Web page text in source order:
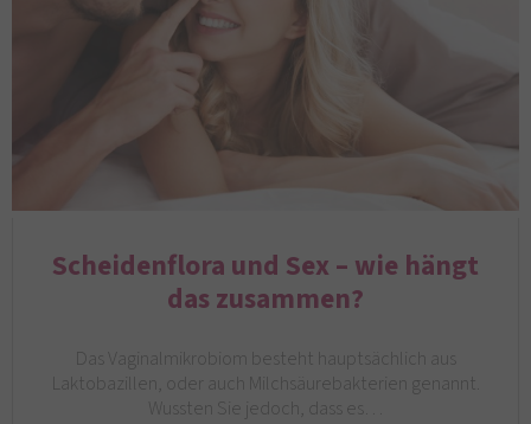
Scheidenflora und Sex – wie hängt
das zusammen?
Das Vaginalmikrobiom besteht hauptsächlich aus
Laktobazillen, oder auch Milchsäurebakterien genannt.
Wussten Sie jedoch, dass es…